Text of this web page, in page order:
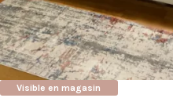
Visible en magasin